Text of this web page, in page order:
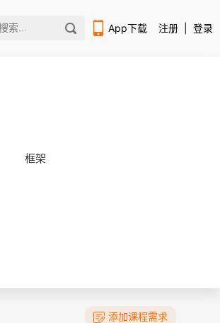
App下载 注册 登录
框架
添加课程需求